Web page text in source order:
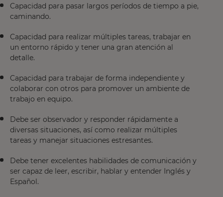
Capacidad para pasar largos períodos de tiempo a pie,
caminando.
Capacidad para realizar múltiples tareas, trabajar en
un entorno rápido y tener una gran atención al
detalle.
Capacidad para trabajar de forma independiente y
colaborar con otros para promover un ambiente de
trabajo en equipo.
Debe ser observador y responder rápidamente a
diversas situaciones, así como realizar múltiples
tareas y manejar situaciones estresantes.
Debe tener excelentes habilidades de comunicación y
ser capaz de leer, escribir, hablar y entender Inglés y
Español.